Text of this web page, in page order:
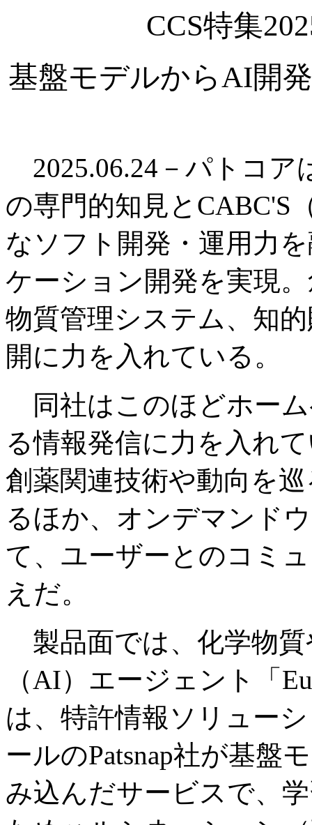
CCS特集
基盤モデルからAI開
2025.06.24－パトコア
の専門的知見とCABC'S
なソフト開発・運用力
ケーション開発を実現
物質管理システム、知
開に力を入れている。
同社はこのほどホー
る情報発信に力を入れ
創薬関連技術や動向を
るほか、オンデマンド
て、ユーザーとのコミ
えだ。
製品面では、化学物質
（AI）エージェント「
は、特許情報ソリュー
ールのPatsnap社が基盤
み込んだサービスで、